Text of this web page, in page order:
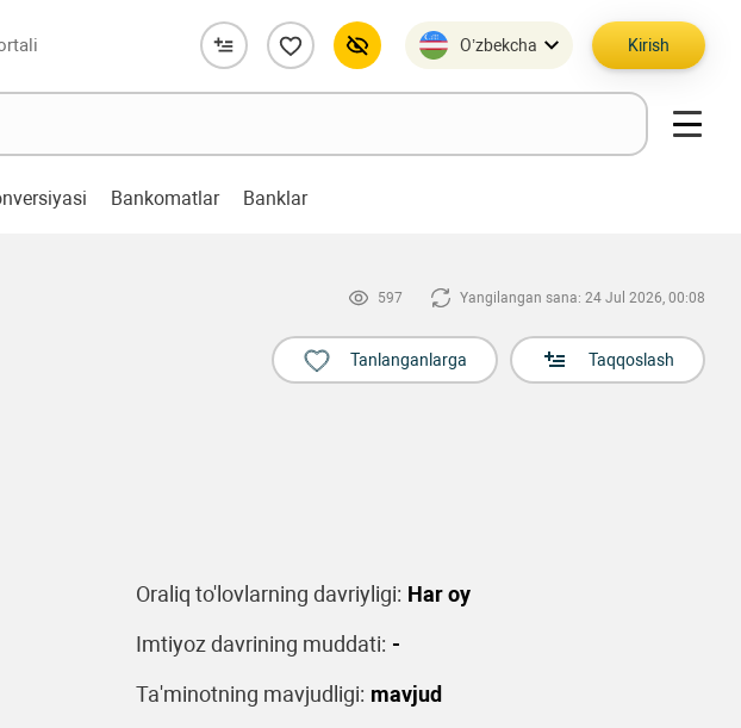
O’zbekcha Kirish
Bankomatlar Banklar
597 Yangilangan sana: 24 Jul 2026, 00:08
Tanlanganlarga Taqqoslash
Oraliq to'lovlarning davriyligi: Har oy
Imtiyoz davrining muddati: -
Ta'minotning mavjudligi: mavjud